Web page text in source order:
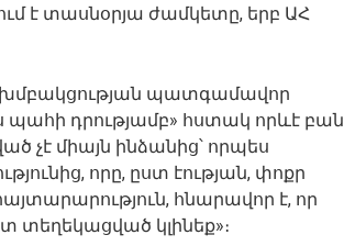
է տասնօրյա ժամկետը, երբ ԱՀ
խմբակցության պատգամավոր
պահի դրությամբ» հստակ որևէ բան
չէ միայն ինձանից՝ որպես
որը, ըստ էության, փոքր
հնարավոր է, որ
տեղեկացված կլինեք»։